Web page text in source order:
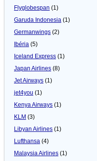
Flyglobespan (1)
Garuda Indonesia (1)
Germanwings (2)
Ibéria (5)
Iceland Express (1)
Japan Airlines (8)
Jet Airways (1)
jet4you (1)
Kenya Airways (1)
KLM (3)
Libyan Airlines (1)
Lufthansa (4)
Malaysia Airlines (1)